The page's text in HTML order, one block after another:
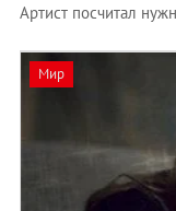
Артист посчитал
Мир